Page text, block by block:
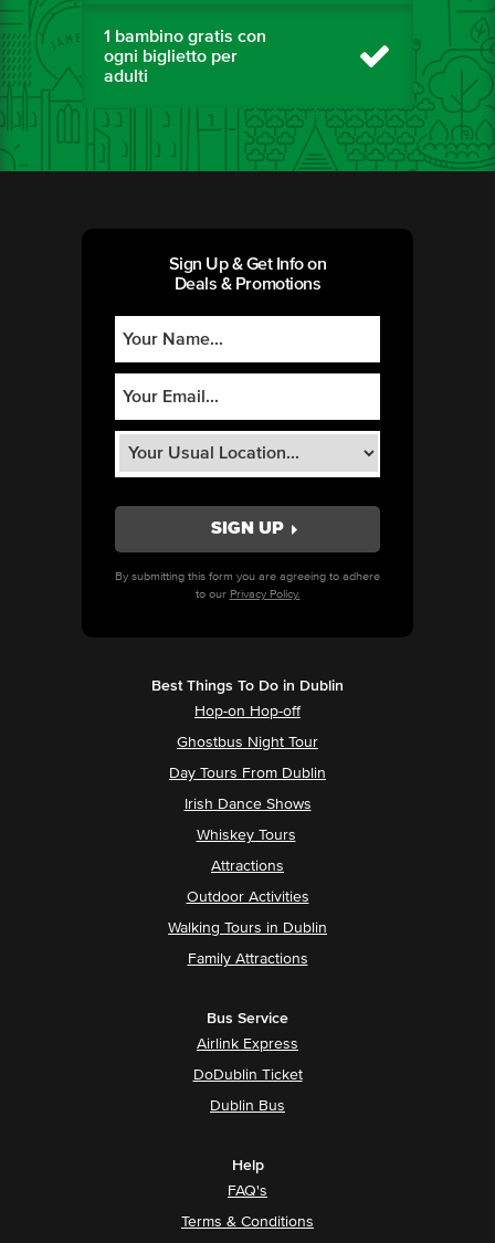
1 bambino gratis con
ogni biglietto per
adulti
Sign Up & Get Info on
Deals & Promotions
By submitting this form you are agreeing to adhere
to our Privacy Policy.
Best Things To Do in Dublin
Hop-on Hop-off
Ghostbus Night Tour
Day Tours From Dublin
Irish Dance Shows
Whiskey Tours
Attractions
Outdoor Activities
Walking Tours in Dublin
Family Attractions
Bus Service
Airlink Express
DoDublin Ticket
Dublin Bus
Help
FAQ's
Terms & Conditions